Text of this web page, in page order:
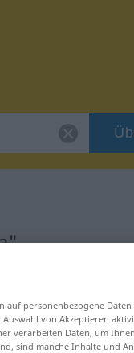
auf personenbezogene
von Akzeptieren
verarbeiten Daten, um
sind manche Inhalte und